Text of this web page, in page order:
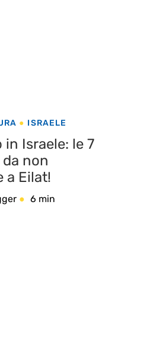
ISRAELE
in Israele: le 7
non
a Eilat!
6 min